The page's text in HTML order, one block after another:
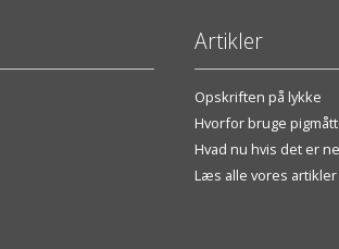
Artikler
Opskriften på lykke
Hvorfor bruge
Hvad nu hvis det er
Læs alle vores artikler